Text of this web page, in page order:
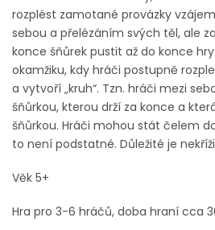
rozplést zamotané provázky
sebou a přelézáním svých těl, ale
konce šňůrek pustit až do konce
okamžiku, kdy hráči postupně
a vytvoří „kruh“. Tzn. hráči mezi
šňůrkou, kterou drží za konce a
šňůrkou. Hráči mohou stát čelem
to není podstatné. Důležité je
Věk 5+
Hra pro 3-6 hráčů, doba hraní cca